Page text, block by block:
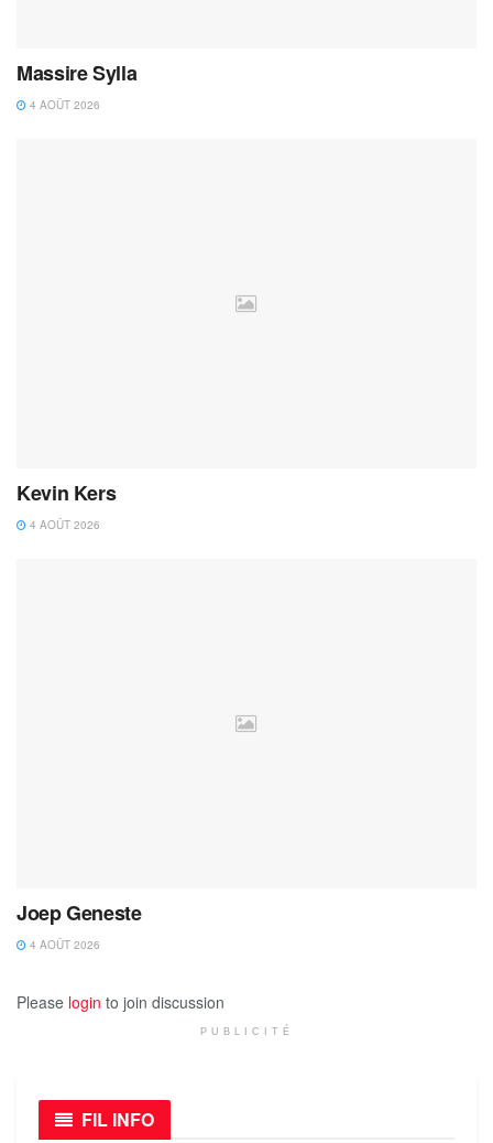
Massire Sylla
4 AOÛT 2026
Kevin Kers
4 AOÛT 2026
Joep Geneste
4 AOÛT 2026
Please login to join discussion
PUBLICITÉ
FIL INFO